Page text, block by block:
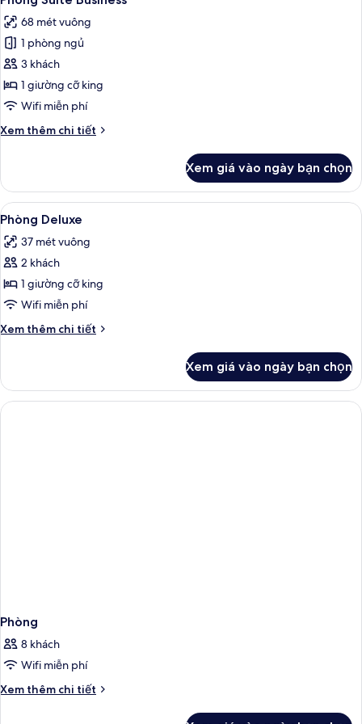
tất
cả
ảnh
Phòng
Suite
Business
68 mét vuông
1 phòng ngủ
3 khách
1 giường cỡ king
Wifi miễn phí
Xem thêm chi tiết
Chi
Phòng
Suite
Business
Xem giá vào ngày bạn chọn
Xem
tất
cả
ảnh
Phòng
Deluxe
Phòng Deluxe | Chăn bông,
3
Phòng Deluxe
37 mét vuông
2 khách
1 giường cỡ king
Wifi miễn phí
Xem thêm chi tiết
Chi
Phòng
Deluxe
Xem giá vào ngày bạn chọn
Phòng
8 khách
Wifi miễn phí
Xem thêm chi tiết
Chi